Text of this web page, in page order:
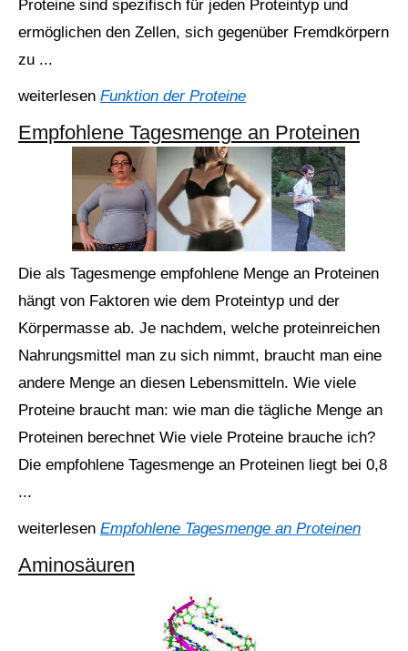
Proteine sind spezifisch für jeden Proteintyp und
ermöglichen den Zellen, sich gegenüber Fremdkörpern
zu ...
weiterlesen Funktion der Proteine
Empfohlene Tagesmenge an Proteinen
Die als Tagesmenge empfohlene Menge an Proteinen
hängt von Faktoren wie dem Proteintyp und der
Körpermasse ab. Je nachdem, welche proteinreichen
Nahrungsmittel man zu sich nimmt, braucht man eine
andere Menge an diesen Lebensmitteln. Wie viele
Proteine braucht man: wie man die tägliche Menge an
Proteinen berechnet Wie viele Proteine brauche ich?
Die empfohlene Tagesmenge an Proteinen liegt bei 0,8
...
weiterlesen Empfohlene Tagesmenge an Proteinen
Aminosäuren